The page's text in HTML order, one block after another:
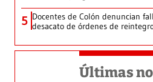
5 Docentes de Colón denuncian
desacato de órdenes de
Últimas